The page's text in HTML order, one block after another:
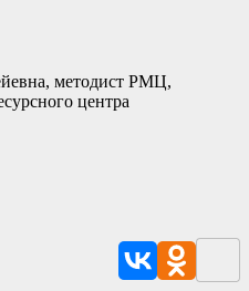
методист РМЦ,
центра